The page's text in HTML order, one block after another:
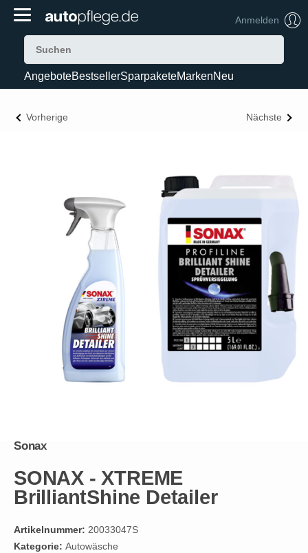
Anmelden
AngeboteBestsellerSparpaketeMarkenNeu
Vorherige Nächste
Sonax
SONAX - XTREME
BrilliantShine Detailer
Artikelnummer: 20033047S
Kategorie: Autowäsche